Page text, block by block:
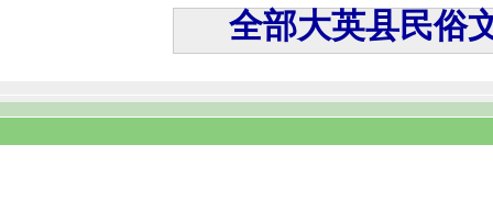
全部大英县民俗